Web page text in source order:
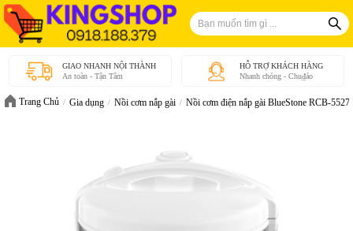
GIAO NHANH NỘI THÀNH
An toàn - Tận Tâm
HỖ TRỢ KHÁCH HÀNG
Nhanh chóng - Chu₫áo
Trang Chủ Gia dụng Nồi cơm nắp gài Nồi cơm điện nắp gài BlueStone RCB-